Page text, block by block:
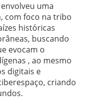
uma
com foco na tribo
históricas
buscando
evocam o
, ao mesmo
digitais e
criando